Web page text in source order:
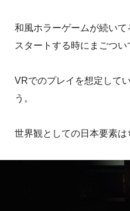
和風ホラーゲームが続い
スタートする時にまごつい
VRでのプレイを想定して
う。
世界観としての日本要素は